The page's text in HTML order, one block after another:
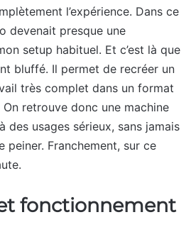
l’expérience. Dans ce
devenait presque une
setup habituel. Et c’est là que
bluffé. Il permet de recréer un
très complet dans un format
retrouve donc une machine
des usages sérieux, sans jamais
peiner. Franchement, sur ce
fonctionnement